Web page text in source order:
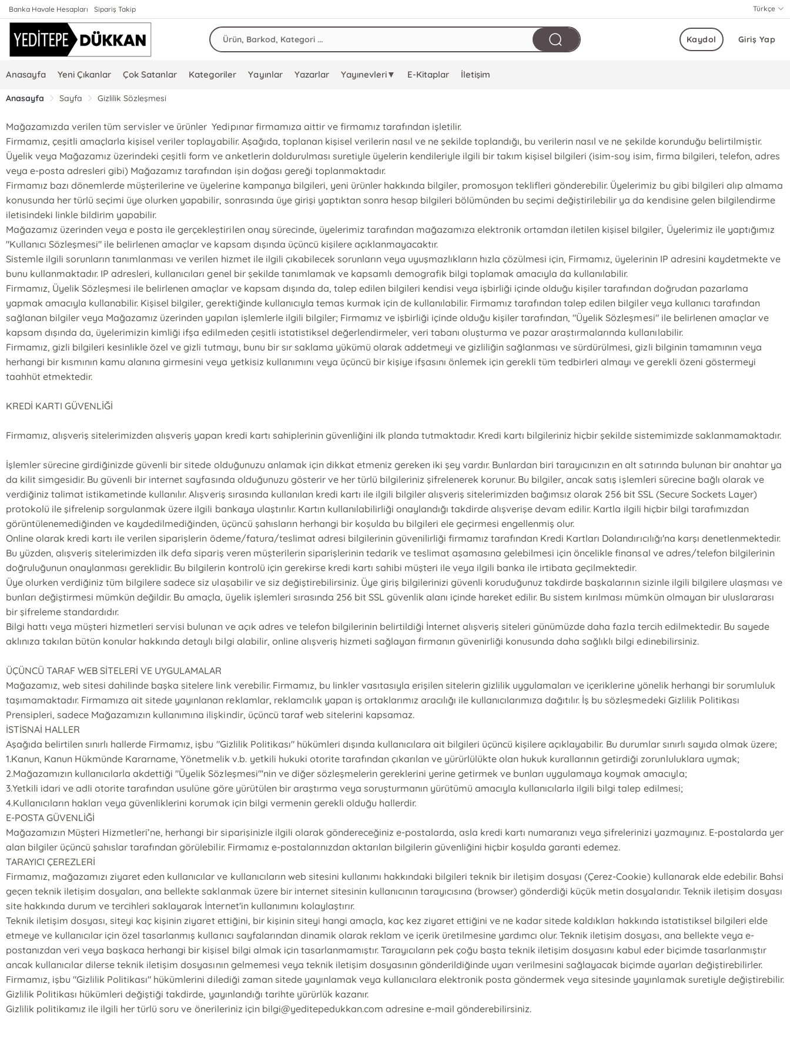
Banka Havale Hesapları Sipariş Takip Türkçe
Giriş Yap
Kaydol
Anasayfa Yeni Çıkanlar Çok Satanlar Kategoriler Yayınlar Yazarlar Yayınevleri▼ E-Kitaplar İletişim
Anasayfa Sayfa Gizlilik Sözleşmesi
Mağazamızda verilen tüm servisler ve ürünler Yedipınar firmamıza aittir ve firmamız tarafından işletilir.
Firmamız, çeşitli amaçlarla kişisel veriler toplayabilir. Aşağıda, toplanan kişisel verilerin nasıl ve ne şekilde toplandığı, bu verilerin nasıl ve ne şekilde korunduğu belirtilmiştir.
Üyelik veya Mağazamız üzerindeki çeşitli form ve anketlerin doldurulması suretiyle üyelerin kendileriyle ilgili bir takım kişisel bilgileri (isim-soy isim, firma bilgileri, telefon, adres
veya e-posta adresleri gibi) Mağazamız tarafından işin doğası gereği toplanmaktadır.
Firmamız bazı dönemlerde müşterilerine ve üyelerine kampanya bilgileri, yeni ürünler hakkında bilgiler, promosyon teklifleri gönderebilir. Üyelerimiz bu gibi bilgileri alıp almama
konusunda her türlü seçimi üye olurken yapabilir, sonrasında üye girişi yaptıktan sonra hesap bilgileri bölümünden bu seçimi değiştirilebilir ya da kendisine gelen bilgilendirme
iletisindeki linkle bildirim yapabilir.
Mağazamız üzerinden veya e posta ile gerçekleştirilen onay sürecinde, üyelerimiz tarafından mağazamıza elektronik ortamdan iletilen kişisel bilgiler, Üyelerimiz ile yaptığımız
"Kullanıcı Sözleşmesi" ile belirlenen amaçlar ve kapsam dışında üçüncü kişilere açıklanmayacaktır.
Sistemle ilgili sorunların tanımlanması ve verilen hizmet ile ilgili çıkabilecek sorunların veya uyuşmazlıkların hızla çözülmesi için, Firmamız, üyelerinin IP adresini kaydetmekte ve
bunu kullanmaktadır. IP adresleri, kullanıcıları genel bir şekilde tanımlamak ve kapsamlı demografik bilgi toplamak amacıyla da kullanılabilir.
Firmamız, Üyelik Sözleşmesi ile belirlenen amaçlar ve kapsam dışında da, talep edilen bilgileri kendisi veya işbirliği içinde olduğu kişiler tarafından doğrudan pazarlama
yapmak amacıyla kullanabilir. Kişisel bilgiler, gerektiğinde kullanıcıyla temas kurmak için de kullanılabilir. Firmamız tarafından talep edilen bilgiler veya kullanıcı tarafından
sağlanan bilgiler veya Mağazamız üzerinden yapılan işlemlerle ilgili bilgiler; Firmamız ve işbirliği içinde olduğu kişiler tarafından, "Üyelik Sözleşmesi" ile belirlenen amaçlar ve
kapsam dışında da, üyelerimizin kimliği ifşa edilmeden çeşitli istatistiksel değerlendirmeler, veri tabanı oluşturma ve pazar araştırmalarında kullanılabilir.
Firmamız, gizli bilgileri kesinlikle özel ve gizli tutmayı, bunu bir sır saklama yükümü olarak addetmeyi ve gizliliğin sağlanması ve sürdürülmesi, gizli bilginin tamamının veya
herhangi bir kısmının kamu alanına girmesini veya yetkisiz kullanımını veya üçüncü bir kişiye ifşasını önlemek için gerekli tüm tedbirleri almayı ve gerekli özeni göstermeyi
taahhüt etmektedir.
KREDİ KARTI GÜVENLİĞİ
Firmamız, alışveriş sitelerimizden alışveriş yapan kredi kartı sahiplerinin güvenliğini ilk planda tutmaktadır. Kredi kartı bilgileriniz hiçbir şekilde sistemimizde saklanmamaktadır.
İşlemler sürecine girdiğinizde güvenli bir sitede olduğunuzu anlamak için dikkat etmeniz gereken iki şey vardır. Bunlardan biri tarayıcınızın en alt satırında bulunan bir anahtar ya
da kilit simgesidir. Bu güvenli bir internet sayfasında olduğunuzu gösterir ve her türlü bilgileriniz şifrelenerek korunur. Bu bilgiler, ancak satış işlemleri sürecine bağlı olarak ve
verdiğiniz talimat istikametinde kullanılır. Alışveriş sırasında kullanılan kredi kartı ile ilgili bilgiler alışveriş sitelerimizden bağımsız olarak 256 bit SSL (Secure Sockets Layer)
protokolü ile şifrelenip sorgulanmak üzere ilgili bankaya ulaştırılır. Kartın kullanılabilirliği onaylandığı takdirde alışverişe devam edilir. Kartla ilgili hiçbir bilgi tarafımızdan
görüntülenemediğinden ve kaydedilmediğinden, üçüncü şahısların herhangi bir koşulda bu bilgileri ele geçirmesi engellenmiş olur.
Online olarak kredi kartı ile verilen siparişlerin ödeme/fatura/teslimat adresi bilgilerinin güvenilirliği firmamız tarafından Kredi Kartları Dolandırıcılığı'na karşı denetlenmektedir.
Bu yüzden, alışveriş sitelerimizden ilk defa sipariş veren müşterilerin siparişlerinin tedarik ve teslimat aşamasına gelebilmesi için öncelikle finansal ve adres/telefon bilgilerinin
doğruluğunun onaylanması gereklidir. Bu bilgilerin kontrolü için gerekirse kredi kartı sahibi müşteri ile veya ilgili banka ile irtibata geçilmektedir.
Üye olurken verdiğiniz tüm bilgilere sadece siz ulaşabilir ve siz değiştirebilirsiniz. Üye giriş bilgilerinizi güvenli koruduğunuz takdirde başkalarının sizinle ilgili bilgilere ulaşması ve
bunları değiştirmesi mümkün değildir. Bu amaçla, üyelik işlemleri sırasında 256 bit SSL güvenlik alanı içinde hareket edilir. Bu sistem kırılması mümkün olmayan bir uluslararası
bir şifreleme standardıdır.
Bilgi hattı veya müşteri hizmetleri servisi bulunan ve açık adres ve telefon bilgilerinin belirtildiği İnternet alışveriş siteleri günümüzde daha fazla tercih edilmektedir. Bu sayede
aklınıza takılan bütün konular hakkında detaylı bilgi alabilir, online alışveriş hizmeti sağlayan firmanın güvenirliği konusunda daha sağlıklı bilgi edinebilirsiniz.
ÜÇÜNCÜ TARAF WEB SİTELERİ VE UYGULAMALAR
Mağazamız, web sitesi dahilinde başka sitelere link verebilir. Firmamız, bu linkler vasıtasıyla erişilen sitelerin gizlilik uygulamaları ve içeriklerine yönelik herhangi bir sorumluluk
taşımamaktadır. Firmamıza ait sitede yayınlanan reklamlar, reklamcılık yapan iş ortaklarımız aracılığı ile kullanıcılarımıza dağıtılır. İş bu sözleşmedeki Gizlilik Politikası
Prensipleri, sadece Mağazamızın kullanımına ilişkindir, üçüncü taraf web sitelerini kapsamaz.
İSTİSNAİ HALLER
Aşağıda belirtilen sınırlı hallerde Firmamız, işbu "Gizlilik Politikası" hükümleri dışında kullanıcılara ait bilgileri üçüncü kişilere açıklayabilir. Bu durumlar sınırlı sayıda olmak üzere;
1.Kanun, Kanun Hükmünde Kararname, Yönetmelik v.b. yetkili hukuki otorite tarafından çıkarılan ve yürürlülükte olan hukuk kurallarının getirdiği zorunluluklara uymak;
2.Mağazamızın kullanıcılarla akdettiği "Üyelik Sözleşmesi"'nin ve diğer sözleşmelerin gereklerini yerine getirmek ve bunları uygulamaya koymak amacıyla;
3.Yetkili idari ve adli otorite tarafından usulüne göre yürütülen bir araştırma veya soruşturmanın yürütümü amacıyla kullanıcılarla ilgili bilgi talep edilmesi;
4.Kullanıcıların hakları veya güvenliklerini korumak için bilgi vermenin gerekli olduğu hallerdir.
E-POSTA GÜVENLİĞİ
Mağazamızın Müşteri Hizmetleri’ne, herhangi bir siparişinizle ilgili olarak göndereceğiniz e-postalarda, asla kredi kartı numaranızı veya şifrelerinizi yazmayınız. E-postalarda yer
alan bilgiler üçüncü şahıslar tarafından görülebilir. Firmamız e-postalarınızdan aktarılan bilgilerin güvenliğini hiçbir koşulda garanti edemez.
TARAYICI ÇEREZLERİ
Firmamız, mağazamızı ziyaret eden kullanıcılar ve kullanıcıların web sitesini kullanımı hakkındaki bilgileri teknik bir iletişim dosyası (Çerez-Cookie) kullanarak elde edebilir. Bahsi
geçen teknik iletişim dosyaları, ana bellekte saklanmak üzere bir internet sitesinin kullanıcının tarayıcısına (browser) gönderdiği küçük metin dosyalarıdır. Teknik iletişim dosyası
site hakkında durum ve tercihleri saklayarak İnternet'in kullanımını kolaylaştırır.
Teknik iletişim dosyası, siteyi kaç kişinin ziyaret ettiğini, bir kişinin siteyi hangi amaçla, kaç kez ziyaret ettiğini ve ne kadar sitede kaldıkları hakkında istatistiksel bilgileri elde
etmeye ve kullanıcılar için özel tasarlanmış kullanıcı sayfalarından dinamik olarak reklam ve içerik üretilmesine yardımcı olur. Teknik iletişim dosyası, ana bellekte veya e-
postanızdan veri veya başkaca herhangi bir kişisel bilgi almak için tasarlanmamıştır. Tarayıcıların pek çoğu başta teknik iletişim dosyasını kabul eder biçimde tasarlanmıştır
ancak kullanıcılar dilerse teknik iletişim dosyasının gelmemesi veya teknik iletişim dosyasının gönderildiğinde uyarı verilmesini sağlayacak biçimde ayarları değiştirebilirler.
Firmamız, işbu "Gizlilik Politikası" hükümlerini dilediği zaman sitede yayınlamak veya kullanıcılara elektronik posta göndermek veya sitesinde yayınlamak suretiyle değiştirebilir.
Gizlilik Politikası hükümleri değiştiği takdirde, yayınlandığı tarihte yürürlük kazanır.
Gizlilik politikamız ile ilgili her türlü soru ve önerileriniz için bilgi@yeditepedukkan.com adresine e-mail gönderebilirsiniz.